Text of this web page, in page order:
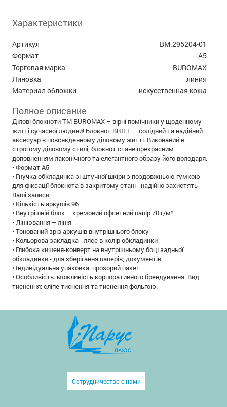
Характеристики
Артикул
BM.295204-01
Формат
А5
Торговая марка
BUROMAX
Линовка
линия
Материал обложки
искусственная кожа
Полное описание
Ділові блокноти ТМ BUROMAX – вірні помічники у щоденному
житті сучасної людини! Блокнот BRIEF – солідний та надійний
аксесуар в повсякденному діловому житті. Виконаний в
строгому діловому стилі, блокнот стане прекрасним
доповненням лаконічного та елегантного образу його володаря.
• Формат А5
• Гнучка обкладинка зі штучної шкіри з поздовжньою гумкою
для фіксації блокнота в закритому стані - надійно захистять
Ваші записи
• Кількість аркушів 96
• Внутрішній блок – кремовий офсетний папір 70 г/м²
• Лініювання – лінія
• Тонований зріз аркушів внутрішнього блоку
• Кольорова закладка - лясе в колір обкладинки
• Глибока кишеня-конверт на внутрішньому боці задньої
обкладинки - для зберігання паперів, документів
• Індивідуальна упаковка: прозорий пакет
• Особливість: можливість корпоративного брендування. Вид
тиснення: сліпе тиснення та тиснення фольгою.
Сотрудничество с нами